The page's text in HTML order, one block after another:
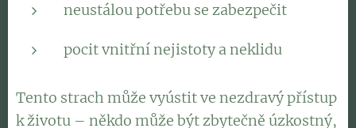
neustálou potřebu se zabezpečit
pocit vnitřní nejistoty a neklidu
Tento strach může vyústit ve nezdravý přístup
k životu – někdo může být zbytečně úzkostný,